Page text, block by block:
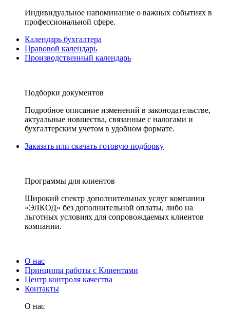
Индивидуальное напоминание о важных событиях в
профессиональной сфере.
Календарь бухгалтера
Правовой календарь
Производственный календарь
Подборки документов
Подробное описание изменений в законодательстве,
актуальные новшества, связанные с налогами и
бухгалтерским учетом в удобном формате.
Заказать или скачать готовую подборку
Программы для клиентов
Широкий спектр дополнительных услуг компании
«ЭЛКОД» без дополнительной оплаты, либо на
льготных условиях для сопровождаемых клиентов
компании.
О нас
Принципы работы с Клиентами
Центр контроля качества
Контакты
О нас